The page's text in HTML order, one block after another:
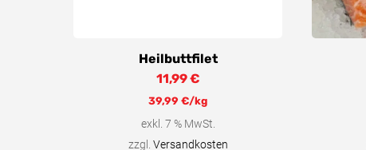
Heilbuttfilet
11,99€
39,99€/kg
exkl. 7 % MwSt.
zzgl. Versandkosten